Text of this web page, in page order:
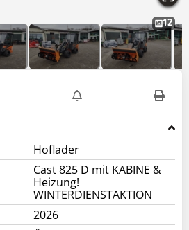
12
Hoflader
Cast 825 D mit KABINE &
Heizung!
WINTERDIENSTAKTION
2026